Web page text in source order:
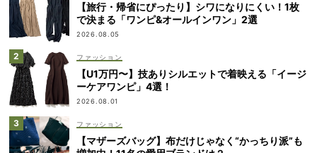
【旅行・帰省にぴったり】シワになりにくい！1枚
で決まる「ワンピ&オールインワン」2選
2026.08.05
ファッション
【U1万円〜】技ありシルエットで着映える「イージ
ーケアワンピ」4選！
2026.08.01
ファッション
【マザーズバッグ】布だけじゃなく“かっちり派”も